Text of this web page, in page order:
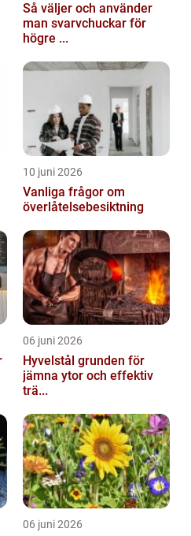
Så väljer och använder
man svarvchuckar för
högre ...
10 juni 2026
Vanliga frågor om
överlåtelsebesiktning
06 juni 2026
Hyvelstål grunden för
jämna ytor och effektiv
trä...
06 juni 2026